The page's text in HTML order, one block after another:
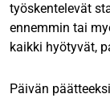
työskentelevät
ennemmin tai
kaikki hyötyvät,
Päivän